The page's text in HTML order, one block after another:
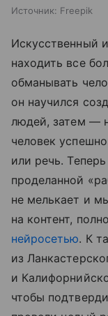
Источник: Freepik
Искусственный
находить все
обманывать
он научился
людей, затем —
человек
или речь.
проделанной
не мелькает и
на контент,
нейросетью. К
из
и
чтобы